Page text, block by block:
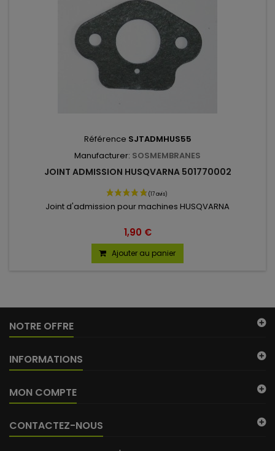
Référence SJTADMHUS55
Manufacturer: SOSMEMBRANES
JOINT ADMISSION HUSQVARNA 501770002
Joint d'admission pour machines HUSQVARNA
1,90 €
Ajouter au panier
NOTRE OFFRE
INFORMATIONS
MON COMPTE
CONTACTEZ-NOUS